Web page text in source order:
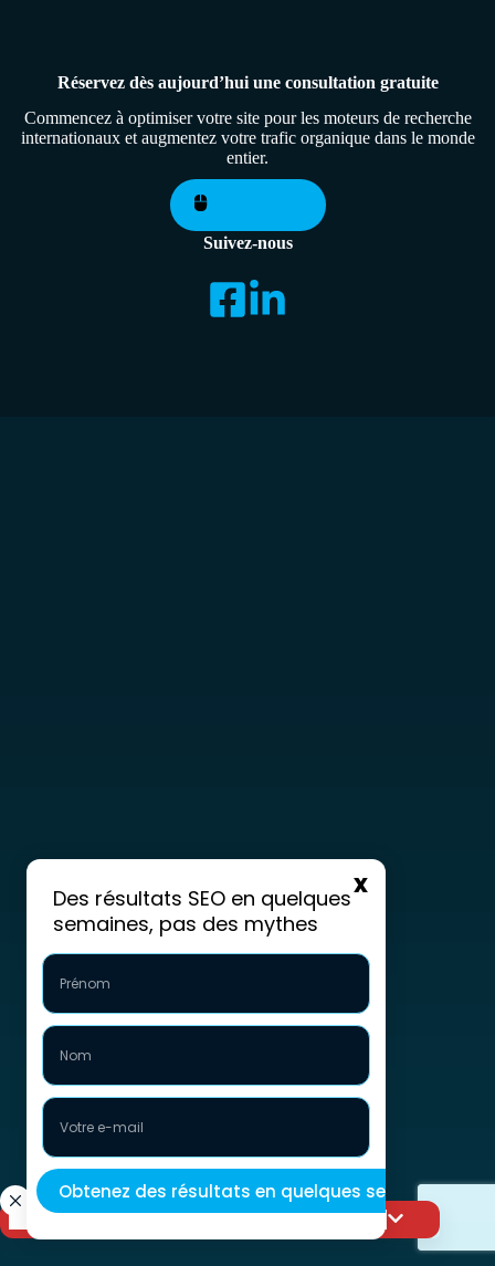
Faites passer votre visibilité au niveau supérieur
Réservez dès aujourd’hui une consultation gratuite
Commencez à optimiser votre site pour les moteurs de recherche
internationaux et augmentez votre trafic organique dans le monde
entier.
Suivez-nous
Des résultats SEO en quelques
semaines, pas des mythes